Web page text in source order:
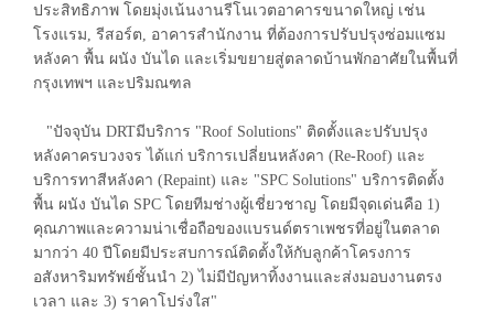
ประสิทธิภาพ โดยมุ่งเน้นงานรีโนเวตอาคารขนาดใหญ่ เช่น
โรงแรม, รีสอร์ต, อาคารสำนักงาน ที่ต้องการปรับปรุงซ่อมแซม
หลังคา พื้น ผนัง บันได และเริ่มขยายสู่ตลาดบ้านพักอาศัยในพื้นที่
กรุงเทพฯ และปริมณฑล
"ปัจจุบัน DRTมีบริการ "Roof Solutions" ติดตั้งและปรับปรุง
หลังคาครบวงจร ได้แก่ บริการเปลี่ยนหลังคา (Re-Roof) และ
บริการทาสีหลังคา (Repaint) และ "SPC Solutions" บริการติดตั้ง
พื้น ผนัง บันได SPC โดยทีมช่างผู้เชี่ยวชาญ โดยมีจุดเด่นคือ 1)
คุณภาพและความน่าเชื่อถือของแบรนด์ตราเพชรที่อยู่ในตลาด
มากว่า 40 ปีโดยมีประสบการณ์ติดตั้งให้กับลูกค้าโครงการ
อสังหาริมทรัพย์ชั้นนำ 2) ไม่มีปัญหาทิ้งงานและส่งมอบงานตรง
เวลา และ 3) ราคาโปร่งใส"